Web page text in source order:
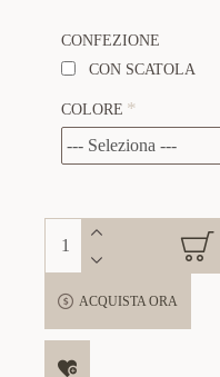
CONFEZIONE
CON SCATOLA
COLORE
ACQUISTA ORA